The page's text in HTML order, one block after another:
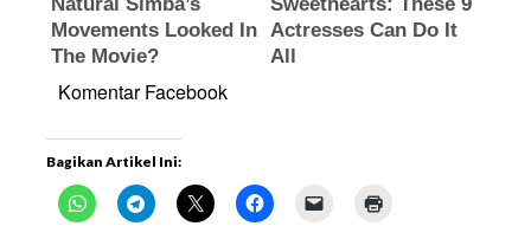
Komentar Facebook
Bagikan Artikel Ini: